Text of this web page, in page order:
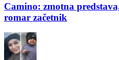
Camino: zmotna
romar začetnik